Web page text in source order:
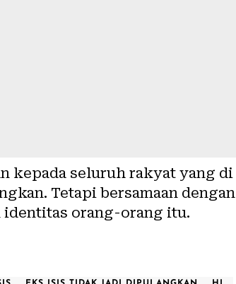
kepada seluruh rakyat yang di
Tetapi bersamaan dengan
orang-orang itu.